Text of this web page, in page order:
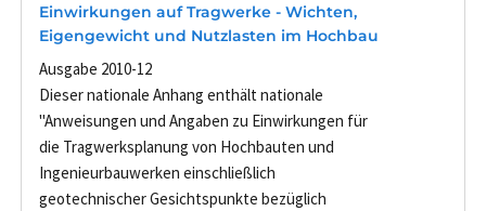
Einwirkungen auf Tragwerke - Wichten,
Eigengewicht und Nutzlasten im Hochbau
Ausgabe 2010-12
Dieser nationale Anhang enthält nationale
"Anweisungen und Angaben zu Einwirkungen für
die Tragwerksplanung von Hochbauten und
Ingenieurbauwerken einschließlich
geotechnischer Gesichtspunkte bezüglich